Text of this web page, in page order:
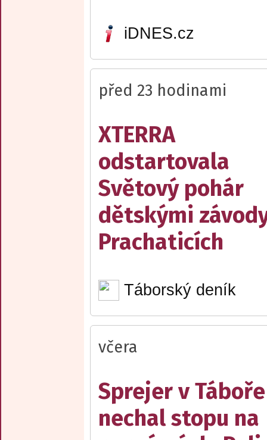
iDNES.cz
před 23 hodinami
XTERRA
odstartovala
Světový pohár
dětskými
Prachaticích
Táborský deník
včera
Sprejer v Táboře
nechal stopu na